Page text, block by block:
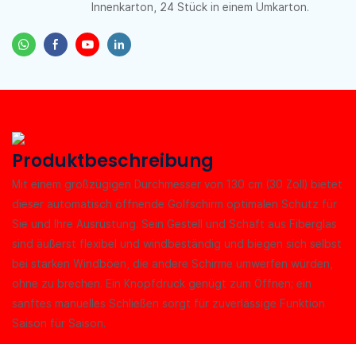
Innenkarton, 24 Stück in einem Umkarton.
Produktbeschreibung
Mit einem großzügigen Durchmesser von 130 cm (30 Zoll) bietet
dieser automatisch öffnende Golfschirm optimalen Schutz für
Sie und Ihre Ausrüstung. Sein Gestell und Schaft aus Fiberglas
sind äußerst flexibel und windbeständig und biegen sich selbst
bei starken Windböen, die andere Schirme umwerfen würden,
ohne zu brechen. Ein Knopfdruck genügt zum Öffnen; ein
sanftes manuelles Schließen sorgt für zuverlässige Funktion
Saison für Saison.